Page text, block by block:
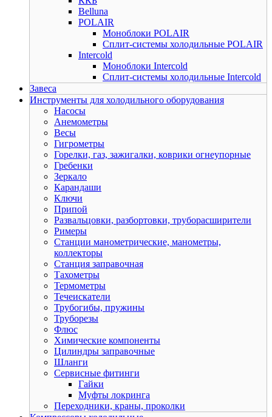
Belluna
POLAIR
Моноблоки POLAIR
Сплит-системы холодильные POLAIR
Intercold
Моноблоки Intercold
Сплит-системы холодильные Intercold
Завеса
Инструменты для холодильного оборудования
Насосы
Анемометры
Весы
Гигрометры
Горелки, газ, зажигалки, коврики огнеупорные
Гребенки
Зеркало
Карандаши
Ключи
Припой
Развальцовки, разбортовки, труборасширители
Римеры
Станции манометрические, манометры,
коллекторы
Станция заправочная
Тахометры
Термометры
Течеискатели
Трубогибы, пружины
Труборезы
Флюс
Химические компоненты
Цилиндры заправочные
Шланги
Сервисные фитинги
Гайки
Муфты локринга
Переходники, краны, проколки